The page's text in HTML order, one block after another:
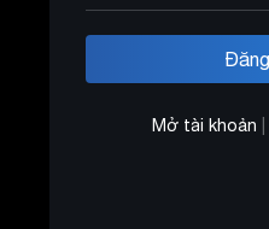
Mở tài khoản